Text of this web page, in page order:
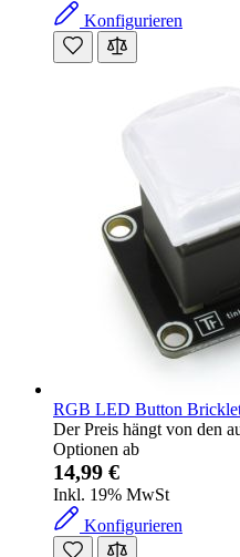
Konfigurieren
RGB LED Button
Der Preis hängt von den
Optionen ab
14,99 €
Inkl. 19% MwSt
Konfigurieren